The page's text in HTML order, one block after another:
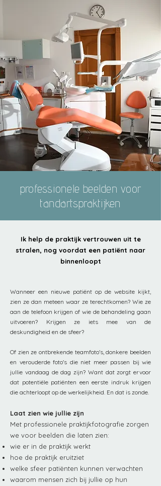
professionele beelden voor
tandartspraktijken
Ik help de praktijk vertrouwen uit te
stralen, nog voordat een patiënt naar
binnenloopt
Wanneer een nieuwe patiënt op de website kijkt,
zien ze dan meteen waar ze terechtkomen? Wie ze
aan de telefoon krijgen of wie de behandeling gaan
uitvoeren? Krijgen ze iets mee van de
deskundigheid en de sfeer?
Of zien ze ontbrekende teamfoto's, donkere beelden
en verouderde foto's die niet meer passen bij wie
jullie vandaag de dag zijn? Want dat zorgt ervoor
dat potentiële patiënten een eerste indruk krijgen
die achterloopt op de werkelijkheid. En dat is zonde.
Laat zien wie jullie zijn
Met professionele praktijkfotografie zorgen
we voor beelden die laten zien:
wie er in de praktijk werkt
hoe de praktijk eruitziet
welke sfeer patiënten kunnen verwachten
waarom mensen zich bij jullie op hun